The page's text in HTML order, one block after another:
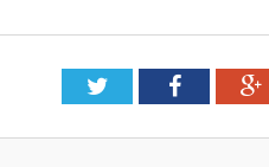
TwitterFacebook